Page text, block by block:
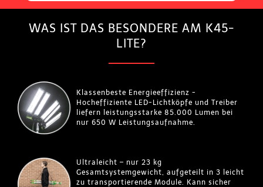
WAS IST DAS BESONDERE AM K45-
LITE?
Klassenbeste Energieeffizienz -
Hocheffiziente LED-Lichtköpfe und Treiber
liefern leistungsstarke 85.000 Lumen bei
nur 650 W Leistungsaufnahme.
Ultraleicht – nur 23 kg
Gesamtsystemgewicht, aufgeteilt in 3 leicht
zu transportierende Module. Kann sicher